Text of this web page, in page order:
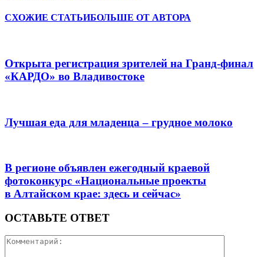
СХОЖИЕ СТАТЬИБОЛЬШЕ ОТ АВТОРА
Открыта регистрация зрителей на Гранд-финал
«КАРДО» во Владивостоке
Лучшая еда для младенца – грудное молоко
В регионе объявлен ежегодный краевой
фотоконкурс «Национальные проекты
в Алтайском крае: здесь и сейчас»
ОСТАВЬТЕ ОТВЕТ